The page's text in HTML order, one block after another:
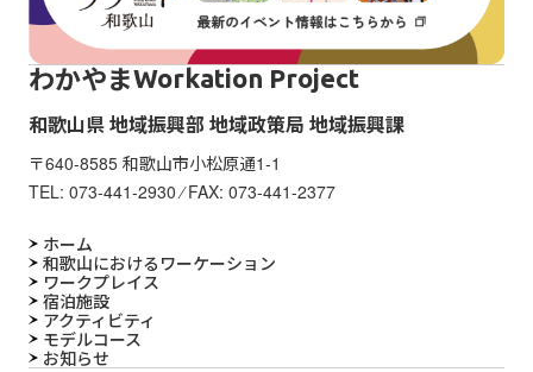
わかやまWorkation Project
和歌山県 地域振興部 地域政策局 地域振興課
〒640-8585 和歌山市小松原通1-1
TEL: 073-441-2930⁄ FAX: 073-441-2377
ホーム
和歌山におけるワーケーション
ワークプレイス
宿泊施設
アクティビティ
モデルコース
お知らせ